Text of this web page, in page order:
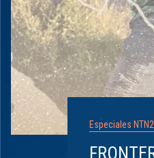
Especiales